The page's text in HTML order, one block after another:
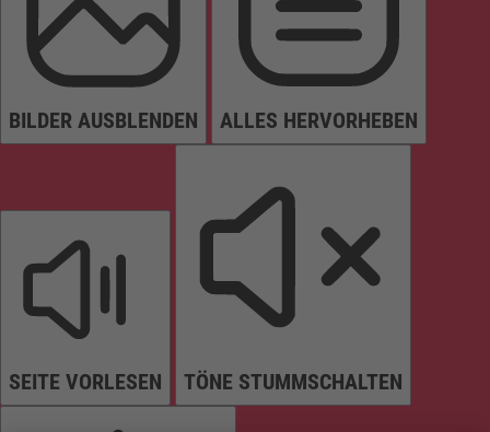
BILDER AUSBLENDEN ALLES HERVORHEBEN
SEITE VORLESEN TÖNE STUMMSCHALTEN